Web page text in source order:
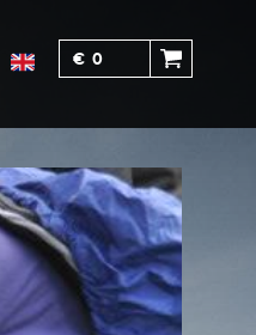
€ 0